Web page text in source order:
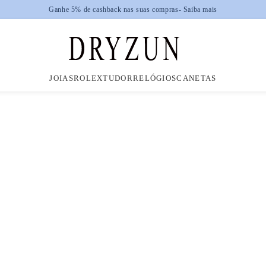
JOIASROLEXTUDORRELÓGIOSCANETAS